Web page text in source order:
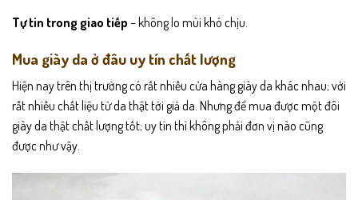
Tự tin trong giao tiếp – không lo mùi khó chịu.
Mua giày da ở đâu uy tín chất lượng
Hiện nay trên thị trường có rất nhiều cửa hàng giày da khác nhau; với
rất nhiều chất liệu từ da thật tới giả da. Nhưng để mua được một đôi
giày da thật chất lượng tốt; uy tín thì không phải đơn vị nào cũng
được như vậy.